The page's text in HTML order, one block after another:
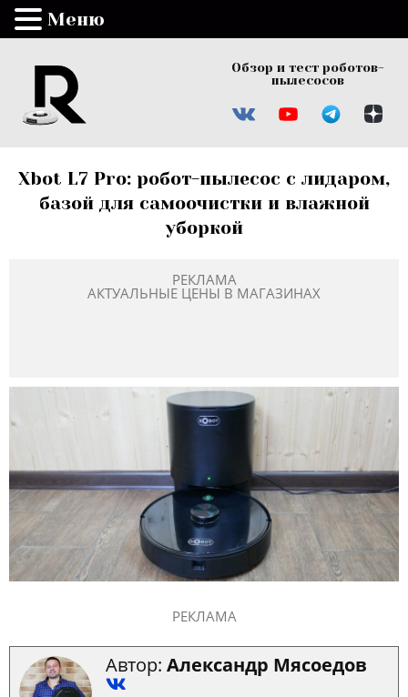
Обзор и тест роботов-
пылесосов
Xbot L7 Pro: робот-пылесос с лидаром,
базой для самоочистки и влажной
уборкой
РЕКЛАМА
АКТУАЛЬНЫЕ ЦЕНЫ В МАГАЗИНАХ
РЕКЛАМА
Автор: Александр Мясоедов
Меню